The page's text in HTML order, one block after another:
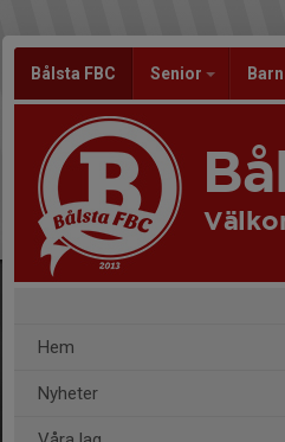
Bålsta FBC Senior
Hem
Nyheter